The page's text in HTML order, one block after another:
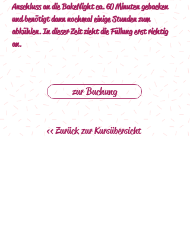
Anschluss an die BakeNight ca. 60 Minuten gebacken
und benötigt dann nochmal einige Stunden zum
abkühlen. In dieser Zeit zieht die Füllung erst richtig
an.
zur Buchung
<< Zurück zur Kursübersicht